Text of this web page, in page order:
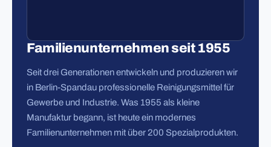
Familienunternehmen seit 1955
Seit drei Generationen entwickeln und produzieren wir
in Berlin-Spandau professionelle Reinigungsmittel für
Gewerbe und Industrie. Was 1955 als kleine
Manufaktur begann, ist heute ein modernes
Familienunternehmen mit über 200 Spezialprodukten.